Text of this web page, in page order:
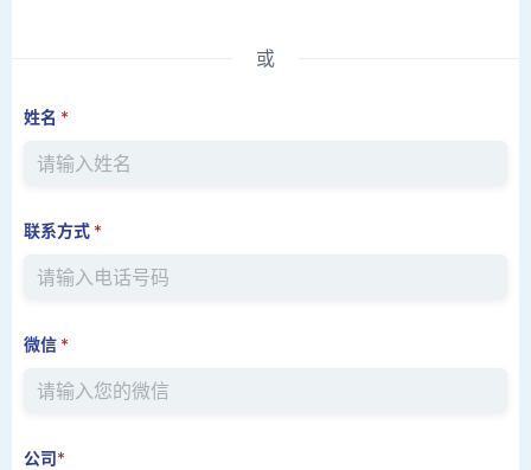
或
姓名 *
联系方式 *
微信 *
公司*